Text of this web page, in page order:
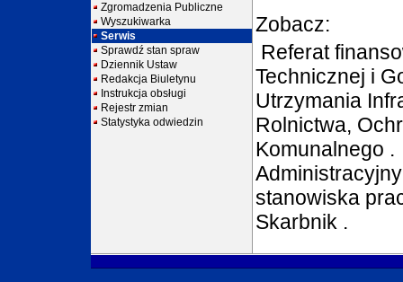
Zgromadzenia Publiczne
Wyszukiwarka
Serwis
Sprawdź stan spraw
Dziennik Ustaw
Redakcja Biuletynu
Instrukcja obsługi
Rejestr zmian
Statystyka odwiedzin
Zobacz:
Referat
Technicznej i
Utrzymania
Rolnictwa,
Komunalnego
Administracyjny
stanowiska
Skarbnik .